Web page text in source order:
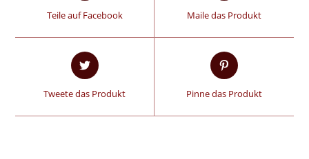
Teile auf Facebook Maile das Produkt
Tweete das Produkt Pinne das Produkt